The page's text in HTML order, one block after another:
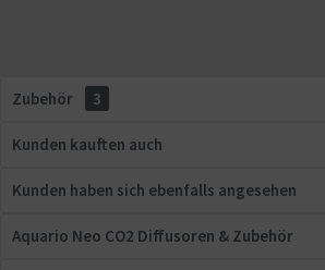
Zubehör 3
Kunden kauften auch
Kunden haben sich ebenfalls angesehen
Aquario Neo CO2 Diffusoren & Zubehör